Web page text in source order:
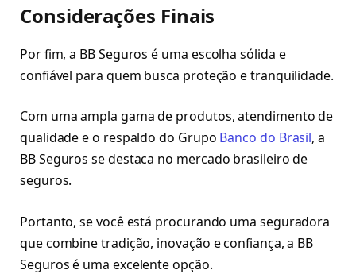
Considerações Finais
Por fim, a BB Seguros é uma escolha sólida e
confiável para quem busca proteção e tranquilidade.
Com uma ampla gama de produtos, atendimento de
qualidade e o respaldo do Grupo Banco do Brasil, a
BB Seguros se destaca no mercado brasileiro de
seguros.
Portanto, se você está procurando uma seguradora
que combine tradição, inovação e confiança, a BB
Seguros é uma excelente opção.